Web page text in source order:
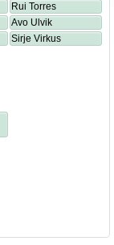
Rui Torres
Avo Ulvik
Sirje Virkus